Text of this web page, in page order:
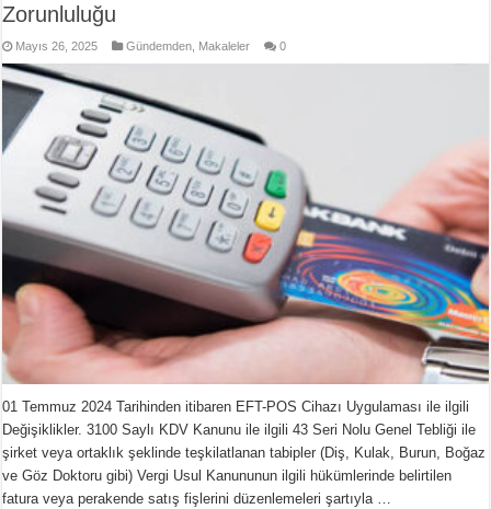
Zorunluluğu
Mayıs 26, 2025 Gündemden Makaleler 0
01 Temmuz 2024 Tarihinden itibaren EFT-POS Cihazı Uygulaması ile ilgili
Değişiklikler. 3100 Saylı KDV Kanunu ile ilgili 43 Seri Nolu Genel Tebliği ile
şirket veya ortaklık şeklinde teşkilatlanan tabipler (Diş, Kulak, Burun, Boğaz
ve Göz Doktoru gibi) Vergi Usul Kanununun ilgili hükümlerinde belirtilen
fatura veya perakende satış fişlerini düzenlemeleri şartıyla …